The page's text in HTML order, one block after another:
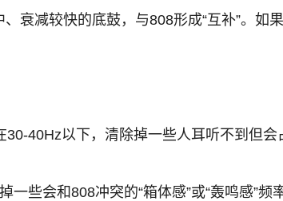
衰减较快的底鼓，与808形成“互补”。如
40Hz以下，清除掉一些人耳听不到但会
些会和808冲突的“箱体感”或“轰鸣感”频